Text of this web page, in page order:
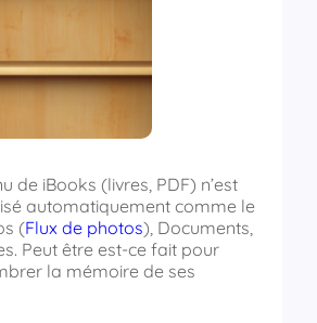
de iBooks (livres, PDF) n’est
automatiquement comme le
(Flux de photos), Documents,
Peut être est-ce fait pour
la mémoire de ses